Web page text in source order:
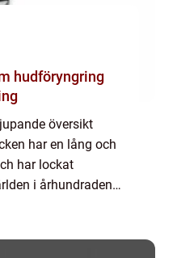
översikt
har en lång och
har lockat
i århundraden.